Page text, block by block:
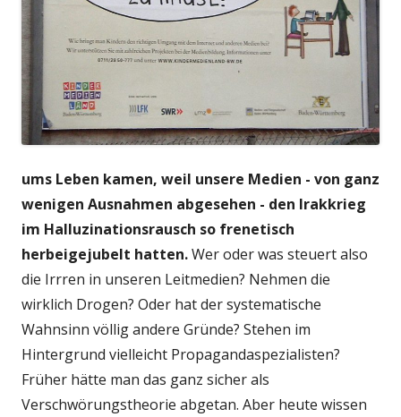
ums Leben kamen, weil unsere Medien - von ganz
wenigen Ausnahmen abgesehen - den Irakkrieg
im Halluzinationsrausch so frenetisch
herbeigejubelt hatten.Wer oder was steuert also
die Irrren in unseren Leitmedien? Nehmen die
wirklich Drogen? Oder hat der systematische
Wahnsinn völlig andere Gründe? Stehen im
Hintergrund vielleicht Propagandaspezialisten?
Früher hätte man das ganz sicher als
Verschwörungstheorie abgetan. Aber heute wissen